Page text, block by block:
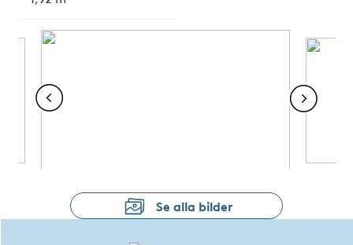
Se alla bilder